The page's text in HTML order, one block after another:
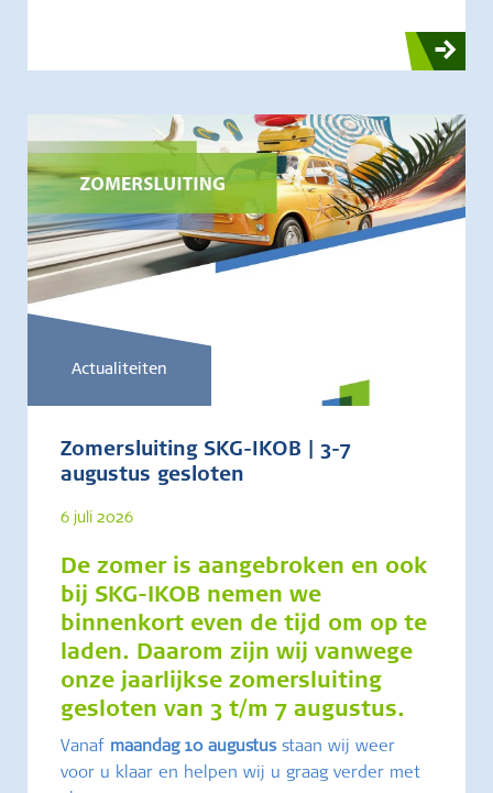
Actualiteiten
Zomersluiting SKG-IKOB | 3-7
augustus gesloten
6 juli 2026
De zomer is aangebroken en ook
bij SKG-IKOB nemen we
binnenkort even de tijd om op te
laden. Daarom zijn wij vanwege
onze jaarlijkse zomersluiting
gesloten van 3 t/m 7 augustus.
Vanaf maandag 10 augustusstaan wij weer
voor u klaar en helpen wij u graag verder met